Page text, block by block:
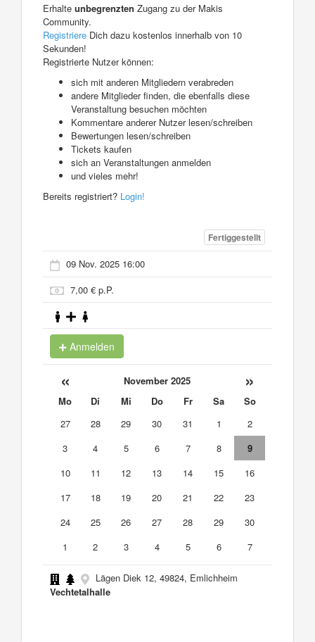
Erhalte unbegrenzten Zugang zu der Makis
Community.
Registriere Dich dazu kostenlos innerhalb von 10
Sekunden!
Registrierte Nutzer können:
sich mit anderen Mitgliedern verabreden
andere Mitglieder finden, die ebenfalls diese
Veranstaltung besuchen möchten
Kommentare anderer Nutzer lesen/schreiben
Bewertungen lesen/schreiben
Tickets kaufen
sich an Veranstaltungen anmelden
und vieles mehr!
Bereits registriert? Login!
Fertiggestellt
09 Nov. 2025 16:00
7,00 € p.P.
Anmelden
« November 2025 »
Mo Di Mi Do Fr Sa
So
27
28 29 30 31 1
2
3
4 5 6 7 8
9
10
11 12 13 14 15
16
17
18 19 20 21 22
23
24
25 26 27 28 29
30
1
2 3 4 5 6 7
Lägen Diek 12, 49824, Emlichheim
Vechtetalhalle